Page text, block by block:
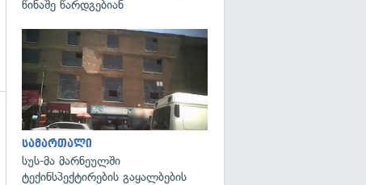
გადახედვა
წინაშე წარდგებიან
სამართალი
სუს-მა მარნეულში
ტექინსპექტირების გაყალბების